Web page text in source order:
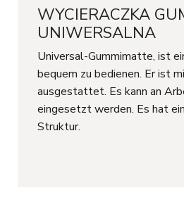
WYCIERACZKA
UNIWERSALNA
Universal-Gummimatte, ist
bequem zu bedienen. Er ist
ausgestattet. Es kann an
eingesetzt werden. Es hat
Struktur.